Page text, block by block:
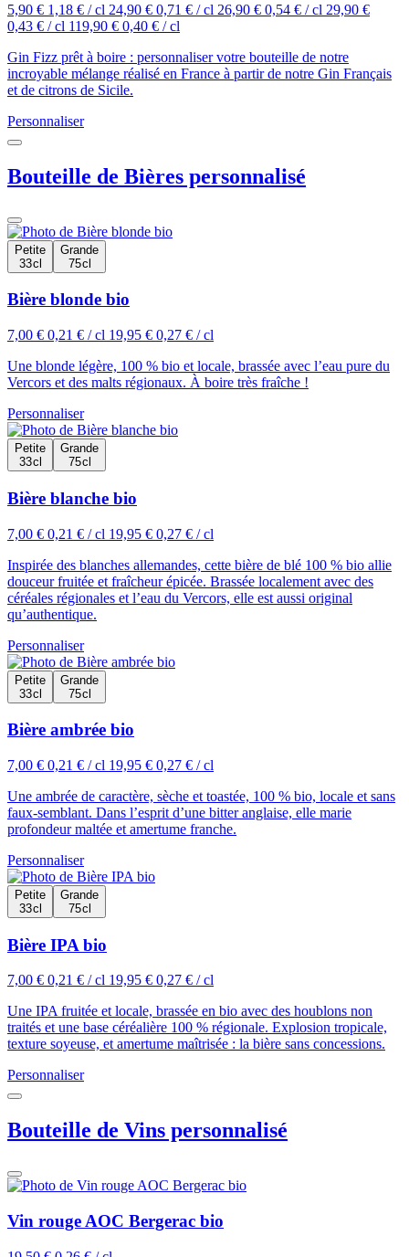
5,90 € 1,18 € / cl 24,90 € 0,71 € / cl 26,90 € 0,54 € / cl 29,90 €
0,43 € / cl 119,90 € 0,40 € / cl
Gin Fizz prêt à boire : personnaliser votre bouteille de notre
incroyable mélange réalisé en France à partir de notre Gin Français
et de citrons de Sicile.
Personnaliser
Bouteille de Bières personnalisé
Petite
33 cl
Grande
75 cl
Bière blonde bio
7,00 € 0,21 € / cl 19,95 € 0,27 € / cl
Une blonde légère, 100 % bio et locale, brassée avec l’eau pure du
Vercors et des malts régionaux. À boire très fraîche !
Personnaliser
Petite
33 cl
Grande
75 cl
Bière blanche bio
7,00 € 0,21 € / cl 19,95 € 0,27 € / cl
Inspirée des blanches allemandes, cette bière de blé 100 % bio allie
douceur fruitée et fraîcheur épicée. Brassée localement avec des
céréales régionales et l’eau du Vercors, elle est aussi original
qu’authentique.
Personnaliser
Petite
33 cl
Grande
75 cl
Bière ambrée bio
7,00 € 0,21 € / cl 19,95 € 0,27 € / cl
Une ambrée de caractère, sèche et toastée, 100 % bio, locale et sans
faux-semblant. Dans l’esprit d’une bitter anglaise, elle marie
profondeur maltée et amertume franche.
Personnaliser
Petite
33 cl
Grande
75 cl
Bière IPA bio
7,00 € 0,21 € / cl 19,95 € 0,27 € / cl
Une IPA fruitée et locale, brassée en bio avec des houblons non
traités et une base céréalière 100 % régionale. Explosion tropicale,
texture soyeuse, et amertume maîtrisée : la bière sans concessions.
Personnaliser
Bouteille de Vins personnalisé
Vin rouge AOC Bergerac bio